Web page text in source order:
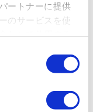
ートナーに提供
のサービスを使